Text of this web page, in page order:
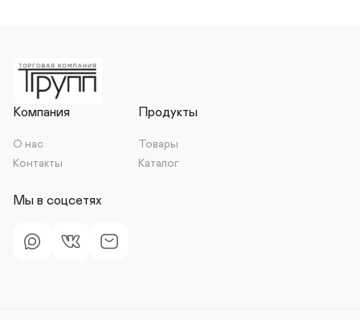
Компания
О нас
Контакты
Продукты
Товары
Каталог
Мы в соцсетях